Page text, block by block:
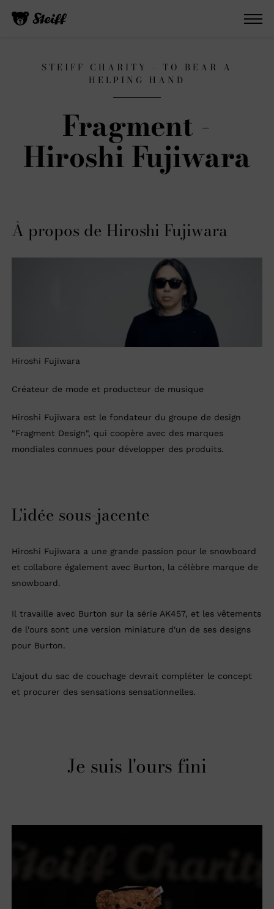
STEIFF CHARITY - TO BEAR A
HELPING HAND
Fragment -
Hiroshi Fujiwara
À propos de Hiroshi Fujiwara
Hiroshi Fujiwara
Créateur de mode et producteur de musique
Hiroshi Fujiwara est le fondateur du groupe de design
"Fragment Design", qui coopère avec des marques
mondiales connues pour développer des produits.
L'idée sous-jacente
Hiroshi Fujiwara a une grande passion pour le snowboard
et collabore également avec Burton, la célèbre marque de
snowboard.
Il travaille avec Burton sur la série AK457, et les vêtements
de l'ours sont une version miniature d'un de ses designs
pour Burton.
L'ajout du sac de couchage devrait compléter le concept
et procurer des sensations sensationnelles.
Je suis l'ours fini